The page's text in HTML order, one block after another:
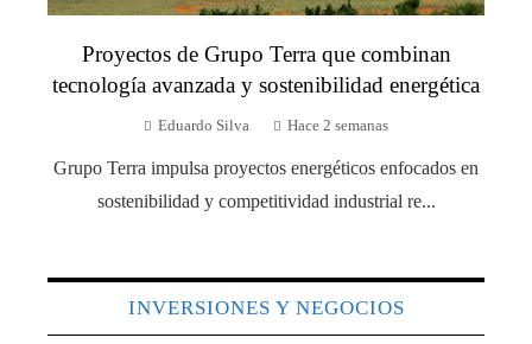
Proyectos de Grupo Terra que combinan
tecnología avanzada y sostenibilidad energética
Eduardo Silva Hace 2 semanas
Grupo Terra impulsa proyectos energéticos enfocados en
sostenibilidad y competitividad industrial re...
INVERSIONES Y NEGOCIOS